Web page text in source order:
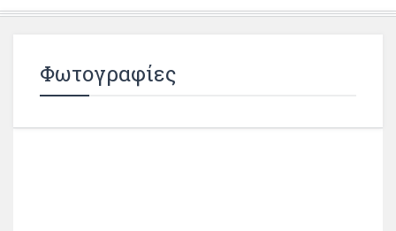
Φωτογραφίες